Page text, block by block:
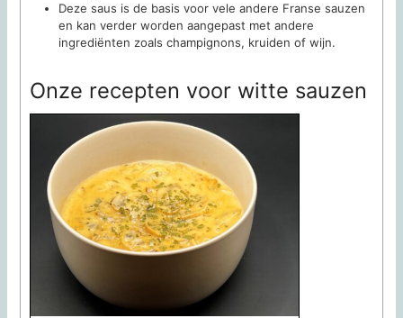
Deze saus is de basis voor vele andere Franse sauzen
en kan verder worden aangepast met andere
ingrediënten zoals champignons, kruiden of wijn.
Onze recepten voor witte sauzen